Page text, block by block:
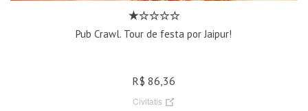
Pub Crawl. Tour de festa por Jaipur!
R$ 86,36
Civitatis